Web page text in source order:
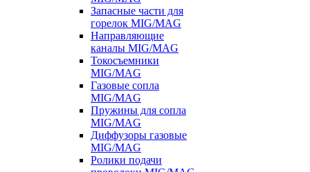
Запасные части для
горелок MIG/MAG
Направляющие
каналы MIG/MAG
Токосъемники
MIG/MAG
Газовые сопла
MIG/MAG
Пружины для сопла
MIG/MAG
Диффузоры газовые
MIG/MAG
Ролики подачи